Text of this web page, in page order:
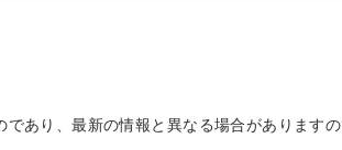
あり、最新の情報と異なる場合がありますの